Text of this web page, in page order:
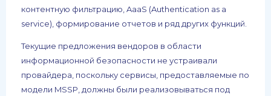
контентную фильтрацию, AaaS (Authentication as a
service), формирование отчетов и ряд других функций.
Текущие предложения вендоров в области
информационной безопасности не устраивали
провайдера, поскольку сервисы, предоставляемые по
модели MSSP, должны были реализовываться под